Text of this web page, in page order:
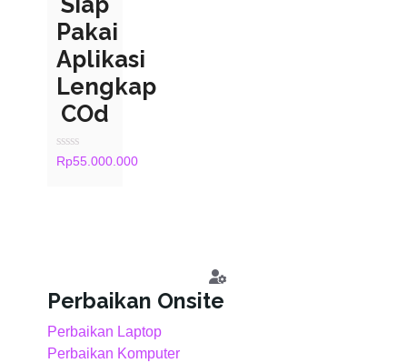
Pakai
Aplikasi
Lengkap
COd
Rated
Rp55.000.000
Perbaikan Onsite
Perbaikan Laptop
Perbaikan Komputer